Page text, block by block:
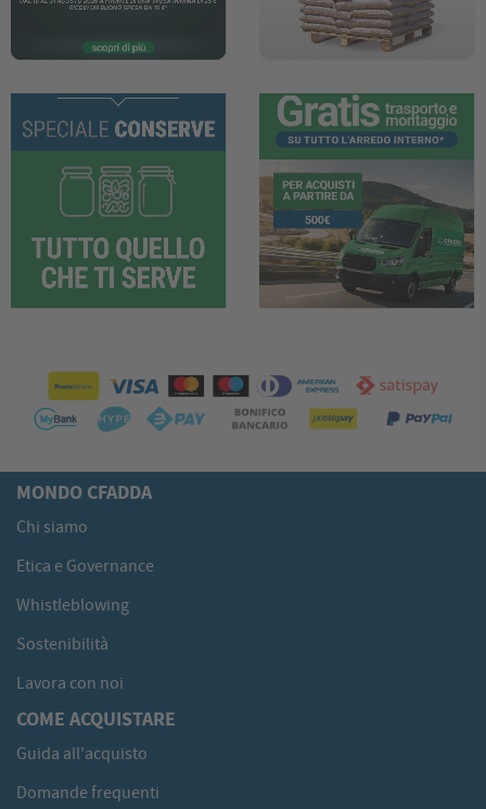
MONDO CFADDA
Chi siamo
Etica e Governance
Whistleblowing
Sostenibilità
Lavora con noi
COME ACQUISTARE
Guida all'acquisto
Domande frequenti